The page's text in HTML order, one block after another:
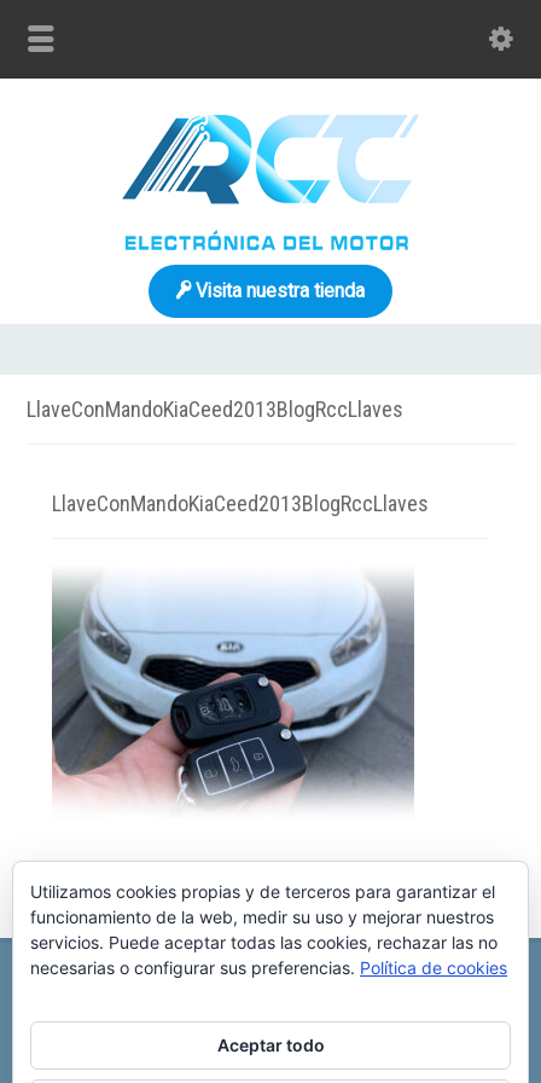
Visita nuestra tienda
LlaveConMandoKiaCeed2013BlogRccLlaves
LlaveConMandoKiaCeed2013BlogRccLlaves
REPARACIÓN CENTRALITA DE COCHE
C/ Virgen del pilar, 6 ,
Copyright © 2025 Reparación Centralita De Coche
Utilizamos cookies propias y de terceros para garantizar el
funcionamiento de la web, medir su uso y mejorar nuestros
servicios. Puede aceptar todas las cookies, rechazar las no
necesarias o configurar sus preferencias. Política de cookies
Aceptar todo